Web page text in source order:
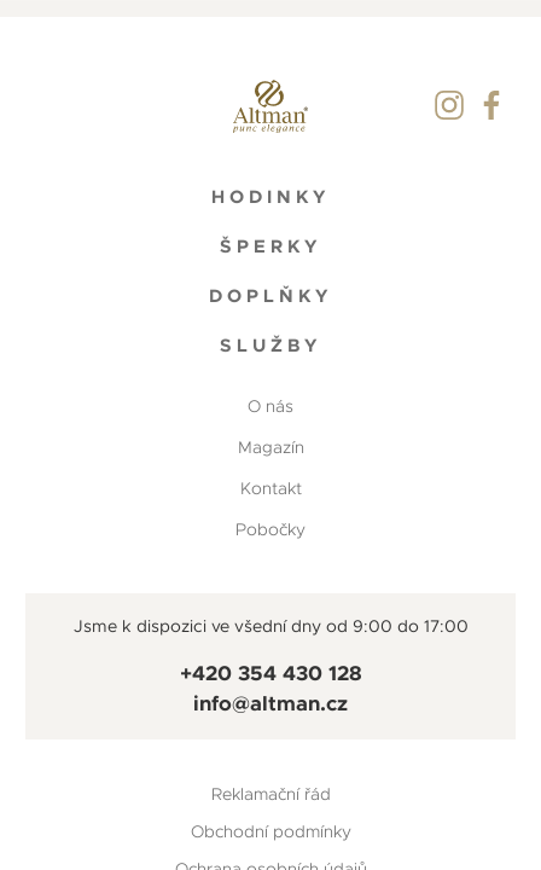
HODINKY
ŠPERKY
DOPLŇKY
SLUŽBY
O nás
Magazín
Kontakt
Pobočky
Jsme k dispozici ve všední dny od 9:00 do 17:00
+420 354 430 128
info@altman.cz
Reklamační řád
Obchodní podmínky